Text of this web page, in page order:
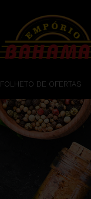
FOLHETO DE OFERTAS